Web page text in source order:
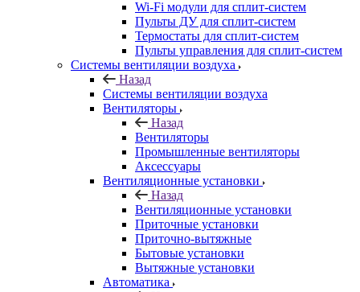
Wi-Fi модули для сплит-систем
Пульты ДУ для сплит-систем
Термостаты для сплит-систем
Пульты управления для сплит-систем
Системы вентиляции воздуха
Назад
Системы вентиляции воздуха
Вентиляторы
Назад
Вентиляторы
Промышленные вентиляторы
Аксессуары
Вентиляционные установки
Назад
Вентиляционные установки
Приточные установки
Приточно-вытяжные
Бытовые установки
Вытяжные установки
Автоматика